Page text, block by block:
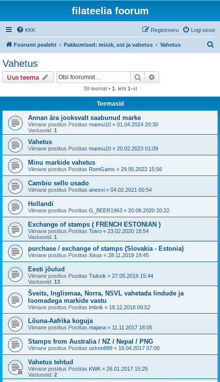
filateelia foorum
KKK Logi sisse
Registreeru
Foorumi pealeht Pakkumised: müük, ost ja vahetus Vahetus
Vahetus
Uus teema Otsi
39 teemat • 1 . leht 1-st
Teemasid
Annan ära jooksvalt saabunud marke
Viimane postitus Postitas mannu10 « 01.04.2024 20:30
Vastuseid: 1
Vahetus
Viimane postitus Postitas mannu10 « 20.02.2023 01:09
Minu markide vahetus
Viimane postitus Postitas RomGams « 29.05.2022 15:56
Cambio sello usado
Viimane postitus Postitas anesvi « 04.02.2021 00:54
Hollandi
Viimane postitus Postitas G_BEER1963 « 20.08.2020 20:22
Exchange of stamps ( FRENCH ESTONIAN )
Viimane postitus Postitas Toivo « 23.02.2020 18:54
Vastuseid: 1
purchase / exchange of stamps (Slovakia - Estonia)
Viimane postitus Postitas Xixox « 28.11.2019 19:45
Eesti jõulud
Viimane postitus Postitas Tiuksik « 27.05.2019 15:44
Vastuseid: 13
Šveits, Inglismaa, Norra, NSVL vahetada lindude ja
loomadega markide vastu
Viimane postitus Postitas imbrik « 18.12.2018 09:52
Lõuna-Aafrika koguja
Viimane postitus Postitas majana « 11.11.2017 18:05
Stamps from Australia / NZ / Nepal / PNG
Viimane postitus Postitas ozken888 « 16.04.2017 07:00
Vahetus tehtud
Viimane postitus Postitas KWK « 26.01.2017 15:25
Vastuseid: 2